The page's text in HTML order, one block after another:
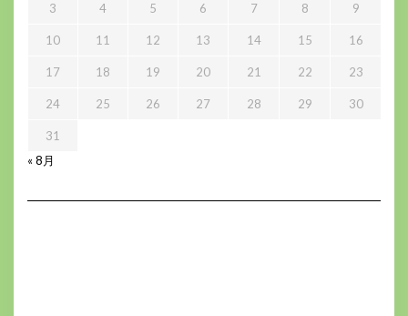
3 4 5 6 7 8 9
10 11 12 13 14 15 16
17 18 19 20 21 22 23
24 25 26 27 28 29 30
31
« 8月